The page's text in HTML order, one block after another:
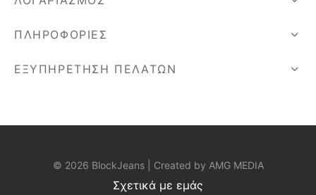
ΠΛΗΡΟΦΟΡΙΕΣ
ΕΞΥΠΗΡΕΤΗΣΗ ΠΕΛΑΤΩΝ
© 2026 BlockJeans | Created by AMG MEDIA
Σχετικά με εμάς